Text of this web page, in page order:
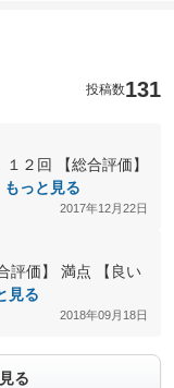
投稿数131
２回 【総合評価】
もっと見る
2017年12月22日
評価】 満点 【良い
見る
2018年09月18日
る